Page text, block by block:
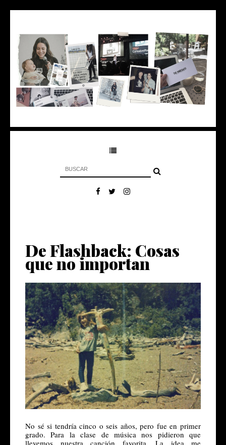
De Flashback: Cosas
que no importan
No sé si tendría cinco o seis años, pero fue en primer
grado. Para la clase de música nos pidieron que
llevemos nuestra canción favorita. La idea me